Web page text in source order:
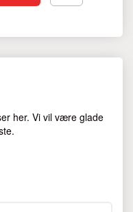
her. Vi vil være glade